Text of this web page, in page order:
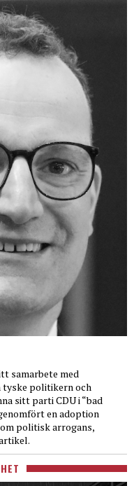
samarbete med
tyske politikern och
sitt parti CDU i “bad
en adoption
politisk arrogans,